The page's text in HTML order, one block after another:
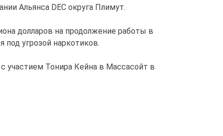
Альянса DEC округа Плимут.
долларов на продолжение работы в
угрозой наркотиков.
участием Тонира Кейна в Массасойт в